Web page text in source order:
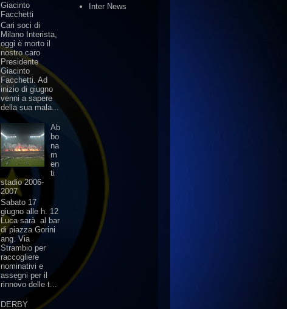
Giacinto
Facchetti
Cari soci di
Milano Interista,
oggi è morto il
nostro caro
Presidente
Giacinto
Facchetti. Ad
inizio di giugno
venni a sapere
della sua mala...
Ab
bo
na
m
en
ti
stadio 2006-
2007
Sabato 17
giugno alle h. 12
Luca sarà al bar
di piazza Gorini
ang. Via
Strambio per
raccogliere
nominativi e
assegni per il
rinnovo delle t...
DERBY
Inter News